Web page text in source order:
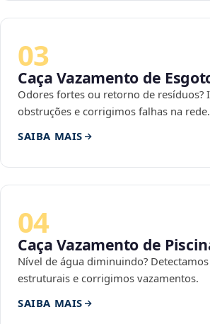
03
Caça Vazamento de
Odores fortes ou retorno de resíduos?
obstruções e corrigimos falhas na rede.
SAIBA MAIS
04
Caça Vazamento de
Nível de água diminuindo?
estruturais e corrigimos vazamentos.
SAIBA MAIS